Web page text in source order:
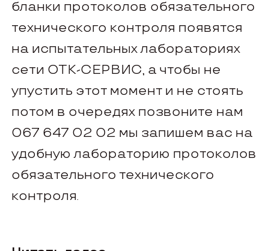
бланки протоколов обязательного
технического контроля появятся
на испытательных лабораториях
сети ОТК-СЕРВИС, а чтобы не
упустить этот момент и не стоять
потом в очередях позвоните нам
067 647 02 02 мы запишем вас на
удобную лабораторию протоколов
обязательного технического
контроля.